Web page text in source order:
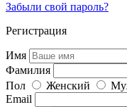
Забыли свой пароль?
Регистрация
Имя
Фамилия
Пол
Женский
Email